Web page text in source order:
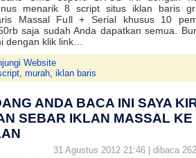
menarik 8 script situs iklan baris
Massal Full + Serial khusus 10
saja sudah Anda dapatkan semua.
dengan klik link…
Website
, murah, iklan baris
ANDA BACA INI SAYA
SEBAR IKLAN MASSAL KE
31 Agustus 2012 21:46 | dibaca